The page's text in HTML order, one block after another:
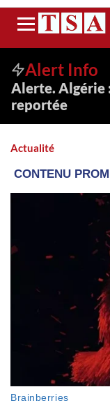
Menu
Alert Info
Alerte. Algérie
reportée
Actualité